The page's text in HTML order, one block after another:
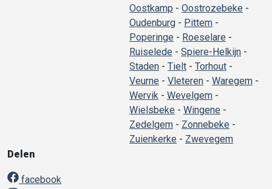
Oostkamp - Oostrozebeke -
Oudenburg - Pittem -
Poperinge - Roeselare -
Ruiselede - Spiere-Helkijn -
Staden - Tielt - Torhout -
Veurne - Vleteren - Waregem -
Wervik - Wevelgem -
Wielsbeke - Wingene -
Zedelgem - Zonnebeke -
Zuienkerke - Zwevegem
Delen
facebook